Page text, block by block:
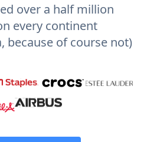
over a half million
every continent
because of course not)